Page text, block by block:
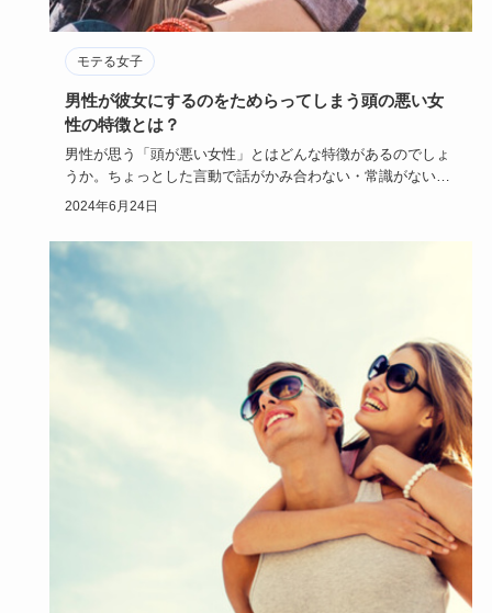
モテる女子
男性が彼女にするのをためらってしまう頭の悪い女
性の特徴とは？
男性が思う「頭が悪い女性」とはどんな特徴があるのでしょ
うか。ちょっとした言動で話がかみ合わない・常識がないな
というマイナス…
2024年6月24日